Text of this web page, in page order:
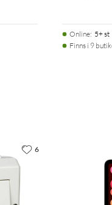
Online: 5+ st
Finns i 9
6